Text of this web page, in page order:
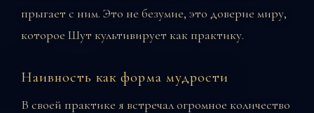
прыгает с ним. Это не безумие, это доверие миру,
которое Шут культивирует как практику.
Наивность как форма мудрости
В своей практике я встречал огромное количество